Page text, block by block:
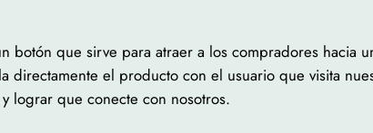
botón que sirve para atraer a los compradores hacia
directamente el producto con el usuario que visita
lograr que conecte con nosotros.